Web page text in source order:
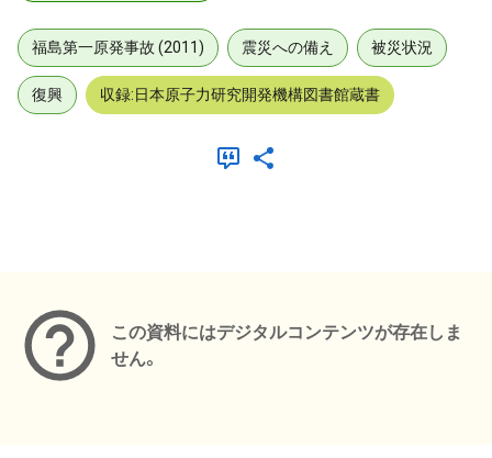
福島第一原発事故 (2011) 震災への備え 被災状況
復興 収録:日本原子力研究開発機構図書館蔵書
この資料にはデジタルコンテンツが存在しま
せん。